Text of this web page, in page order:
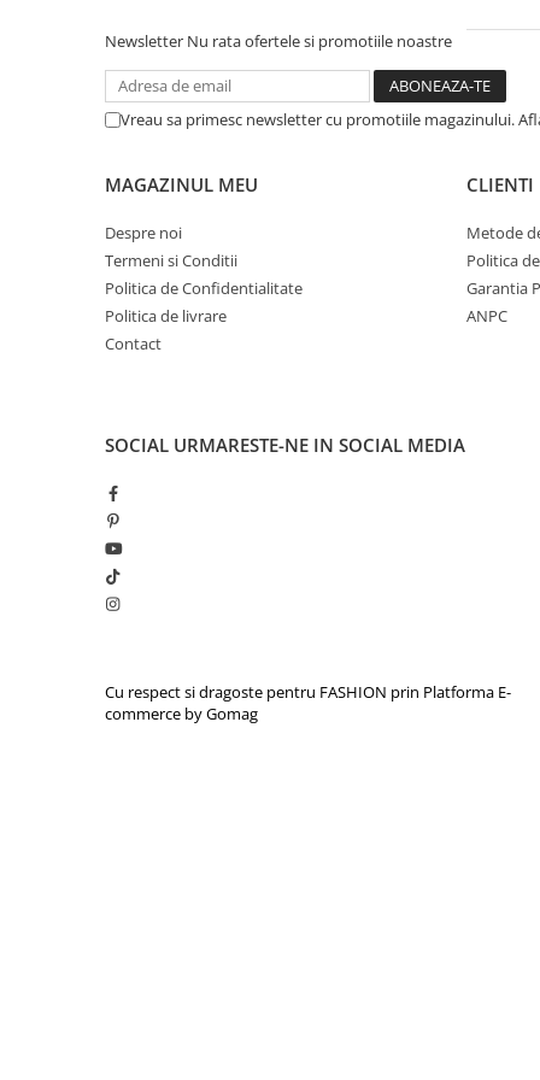
Newsletter Nu rata ofertele si promotiile noastre
Vreau sa primesc newsletter cu promotiile magazinului.
MAGAZINUL MEU
Despre noi
Termeni si Conditii
Politica de Confidentialitate
Politica de livrare
Contact
CLIENTI
Metode
Politica
Garantia
ANPC
SOCIAL URMARESTE-NE IN SOCIAL MEDIA
Cu respect si dragoste pentru FASHION prin Platforma E-
commerce by Gomag